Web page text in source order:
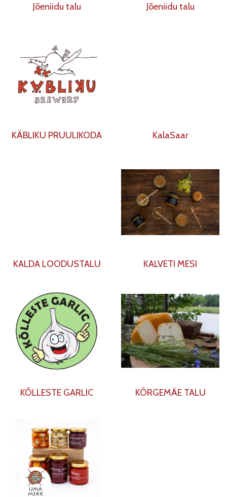
Jõeniidu talu Jõeniidu talu
KÄBLIKU PRUULIKODA KalaSaar
KALDA LOODUSTALU KALVETI MESI
KÕLLESTE GARLIC KÕRGEMÄE TALU